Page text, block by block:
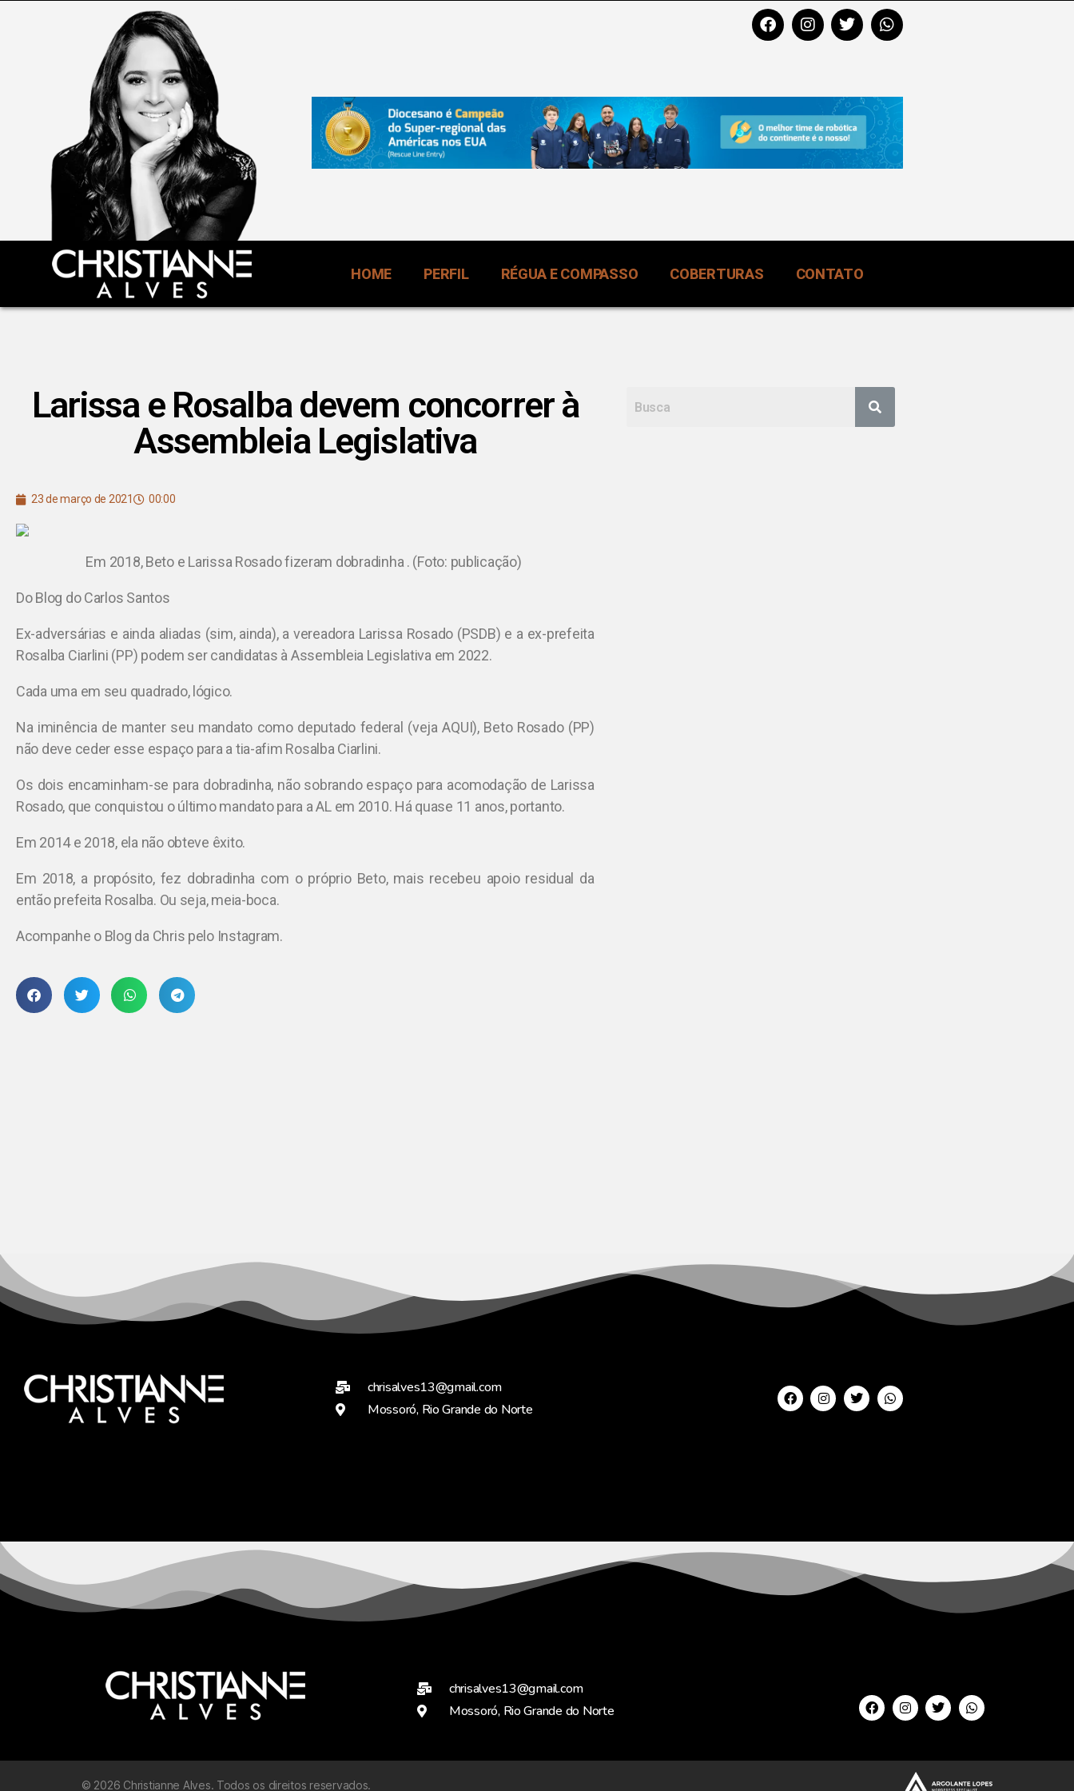
HOME PERFIL RÉGUA E COMPASSO COBERTURAS CONTATO
Larissa e Rosalba devem concorrer à
Assembleia Legislativa
23 de março de 2021 00:00
Em 2018, Beto e Larissa Rosado fizeram dobradinha . (Foto: publicação)
Do Blog do Carlos Santos
Ex-adversárias e ainda aliadas (sim, ainda), a vereadora Larissa Rosado (PSDB) e a ex-prefeita
Rosalba Ciarlini (PP) podem ser candidatas à Assembleia Legislativa em 2022.
Cada uma em seu quadrado, lógico.
Na iminência de manter seu mandato como deputado federal (veja AQUI), Beto Rosado (PP)
não deve ceder esse espaço para a tia-afim Rosalba Ciarlini.
Os dois encaminham-se para dobradinha, não sobrando espaço para acomodação de Larissa
Rosado, que conquistou o último mandato para a AL em 2010. Há quase 11 anos, portanto.
Em 2014 e 2018, ela não obteve êxito.
Em 2018, a propósito, fez dobradinha com o próprio Beto, mais recebeu apoio residual da
então prefeita Rosalba. Ou seja, meia-boca.
Acompanhe o Blog da Chris pelo Instagram.
chrisalves13@gmail.com
Mossoró, Rio Grande do Norte
chrisalves13@gmail.com
Mossoró, Rio Grande do Norte
© 2026 Christianne Alves. Todos os direitos reservados.